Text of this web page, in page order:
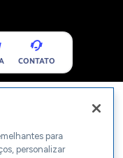
CONTATO
para
personalizar